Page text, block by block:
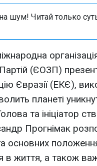
шум! Читай только
(ЄОЗП)
Євразії (ЕКЄ),
планеті
та ініціатор
Прогнімак
основних
в життя, а також